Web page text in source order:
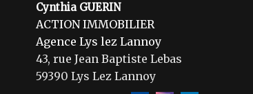
Cynthia GUERIN
ACTION IMMOBILIER
Agence Lys lez Lannoy
43, rue Jean Baptiste Lebas
59390 Lys Lez Lannoy